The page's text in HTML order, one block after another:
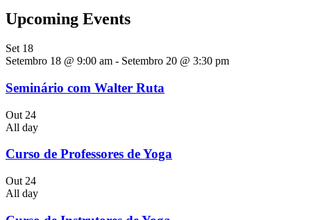
Upcoming Events
Set 18
Setembro 18 @ 9:00 am - Setembro 20 @ 3:30 pm
Seminário com Walter Ruta
Out 24
All day
Curso de Professores de Yoga
Out 24
All day